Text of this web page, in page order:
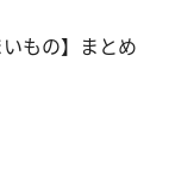
もの】まとめ